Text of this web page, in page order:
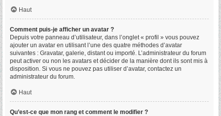
Haut
Comment puis-je afficher un avatar ?
Depuis votre panneau d’utilisateur, dans l’onglet « profil » vous pouvez
ajouter un avatar en utilisant l’une des quatre méthodes d’avatar
suivantes : Gravatar, galerie, distant ou importé. L’administrateur du forum
peut activer ou non les avatars et décider de la manière dont ils sont mis à
disposition. Si vous ne pouvez pas utiliser d’avatar, contactez un
administrateur du forum.
Haut
Qu’est-ce que mon rang et comment le modifier ?